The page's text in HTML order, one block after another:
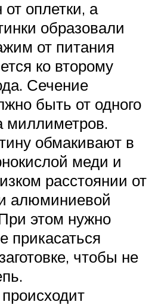
оплетки, а
образовали
от питания
ко второму
Сечение
быть от одного
миллиметров.
обмакивают в
меди и
расстоянии от
алюминиевой
этом нужно
прикасаться
чтобы не